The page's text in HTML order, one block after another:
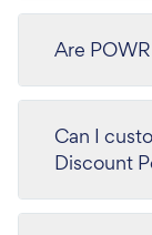
Are
Can I
Discount